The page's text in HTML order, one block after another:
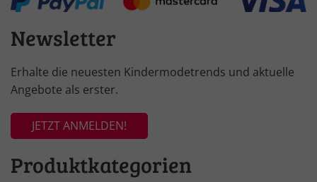
Newsletter
Erhalte die neuesten Kindermodetrends und aktuelle
Angebote als erster.
JETZT ANMELDEN!
Produktkategorien